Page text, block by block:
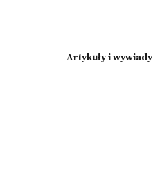
Artykuły i wywiady